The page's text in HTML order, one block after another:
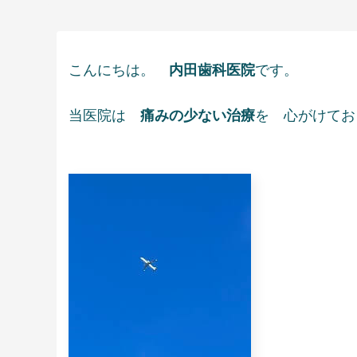
こんにちは。 内田歯科医院です。
当医院は 痛みの少ない治療を 心がけてお